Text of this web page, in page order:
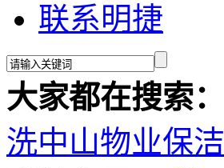
联系明捷
大家都在搜索：
洗中山物业保洁